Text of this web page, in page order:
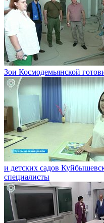
Зои Космодемьянской
и детских садов
специалисты